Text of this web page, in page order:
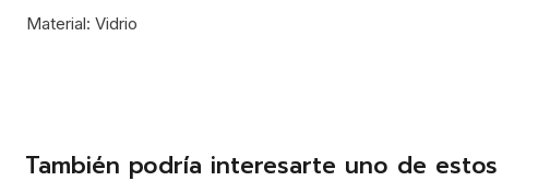
Material: Vidrio
También podría interesarte uno de estos